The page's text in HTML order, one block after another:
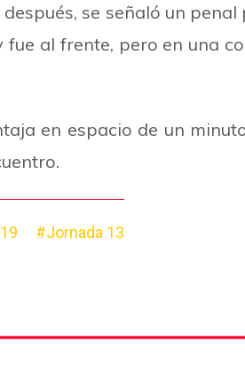
se señaló un
al frente, pero en una
en espacio de un
#Jornada 13